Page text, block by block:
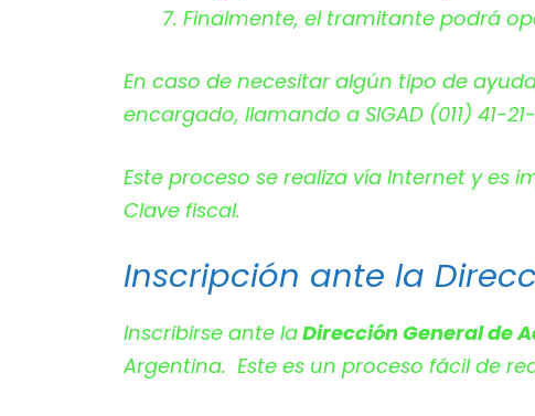
Finalmente, el tramitante podrá
En caso de necesitar algún tipo de
encargado, llamando a SIGAD (011) 41-
Este proceso se realiza vía Internet y es
Clave fiscal.
Inscripción ante la
Inscribirse ante laDirección General de
Argentina. Este es un proceso fácil de